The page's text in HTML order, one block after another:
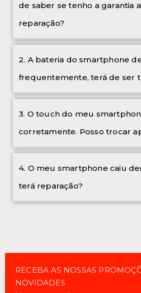
de saber se tenho a garantia
reparação?
2. A bateria do smartphone
frequentemente, terá de ser
3. O touch do meu
corretamente. Posso trocar
4. O meu smartphone caiu
terá reparação?
RECEBA AS NOSSAS
NOVIDADES